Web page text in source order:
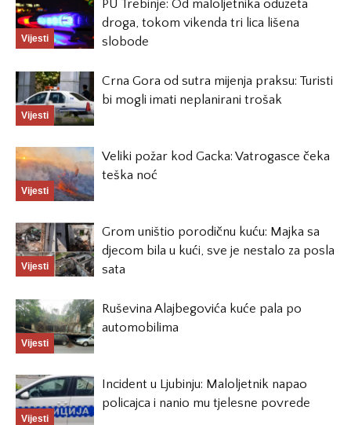
Vijesti
PU Trebinje: Od maloljetnika oduzeta
droga, tokom vikenda tri lica lišena
slobode
Vijesti
Crna Gora od sutra mijenja praksu: Turisti
bi mogli imati neplanirani trošak
Vijesti
Veliki požar kod Gacka: Vatrogasce čeka
teška noć
Vijesti
Grom uništio porodičnu kuću: Majka sa
djecom bila u kući, sve je nestalo za posla
sata
Vijesti
Ruševina Alajbegovića kuće pala po
automobilima
Vijesti
Incident u Ljubinju: Maloljetnik napao
policajca i nanio mu tjelesne povrede